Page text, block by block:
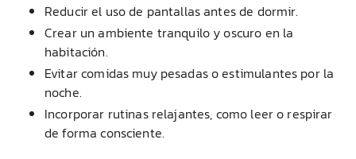
Reducir el uso de pantallas antes de dormir.
Crear un ambiente tranquilo y oscuro en la
habitación.
Evitar comidas muy pesadas o estimulantes por la
noche.
Incorporar rutinas relajantes, como leer o respirar
de forma consciente.